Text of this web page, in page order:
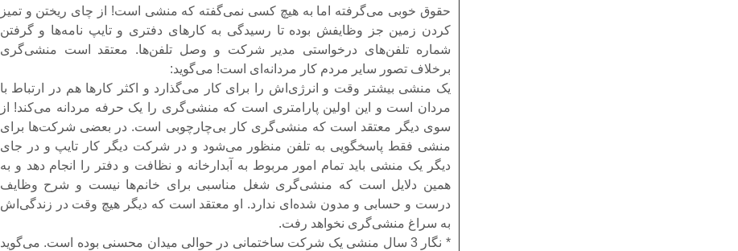
حقوق خوبی می‌گرفته اما به هیچ کسی نمی‌گفته که منشی است! از چای ریختن و تمیز
کردن زمین جز وظایفش بوده تا رسیدگی به کارهای دفتری و تایپ نامه‌ها و گرفتن
شماره تلفن‌های درخواستی مدیر شرکت و وصل تلفن‌ها. معتقد است منشی‌گری
برخلاف تصور سایر مردم کار مردانه‌ای است! می‌گوید:
یک منشی بیشتر وقت و انرژی‌اش را برای کار می‌گذارد و اکثر کار‌ها هم در ارتباط با
مردان است و این اولین پارامتری است که منشی‌گری را یک حرفه مردانه می‌کند! از
سوی دیگر معتقد است که منشی‌گری کار بی‌چارچوبی است. در بعضی شرکت‌ها برای
منشی فقط پاسخگویی به تلفن منظور می‌شود و در شرکت دیگر کار تایپ و در جای
دیگر یک منشی باید تمام امور مربوط به آبدارخانه و نظافت و دفتر را انجام دهد و به
همین دلایل است که منشی‌گری شغل مناسبی برای خانم‌ها نیست و شرح وظایف
درست و حسابی و مدون شده‌ای ندارد. او معتقد است که دیگر هیچ وقت در زندگی‌اش
به سراغ منشی‌گری نخواهد رفت.
* نگار 3 سال منشی یک شرکت ساختمانی در حوالی میدان محسنی بوده است. می‌گوید